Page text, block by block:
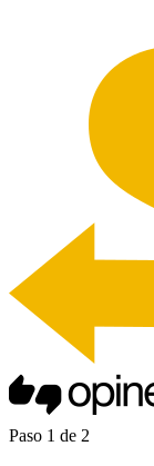
Paso 1 de 2